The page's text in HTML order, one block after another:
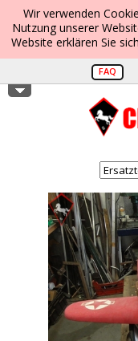
Wir verwenden
Nutzung unserer
Website erklären Sie
FAQ